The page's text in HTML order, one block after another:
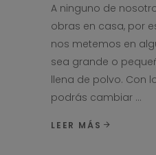
A ninguno de
obras en casa, por
nos metemos en
sea grande o
llena de polvo. Con
podrás cambiar
LEER MÁS